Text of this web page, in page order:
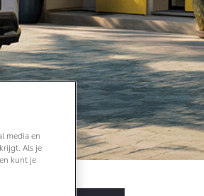
Toyota C-HR
OOK ALS PLUG-IN
HYBRIDE
Vanaf € 36.495,-
bZ4X Touring
BATTERIJ-
media en
Als je
kunt je